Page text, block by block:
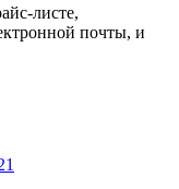
листе,
почты, и